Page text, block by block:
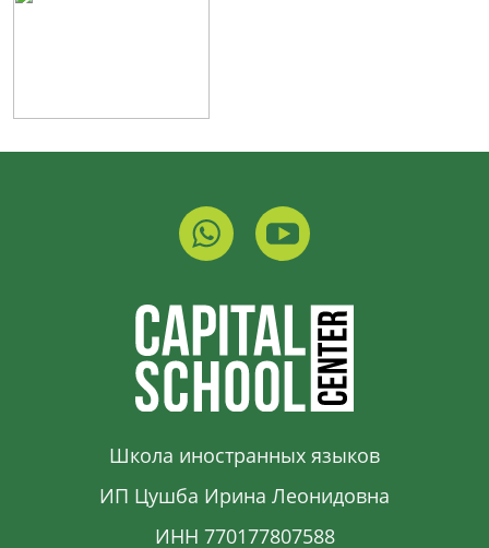
Школа иностранных языков
ИП Цушба Ирина Леонидовна
ИНН 770177807588